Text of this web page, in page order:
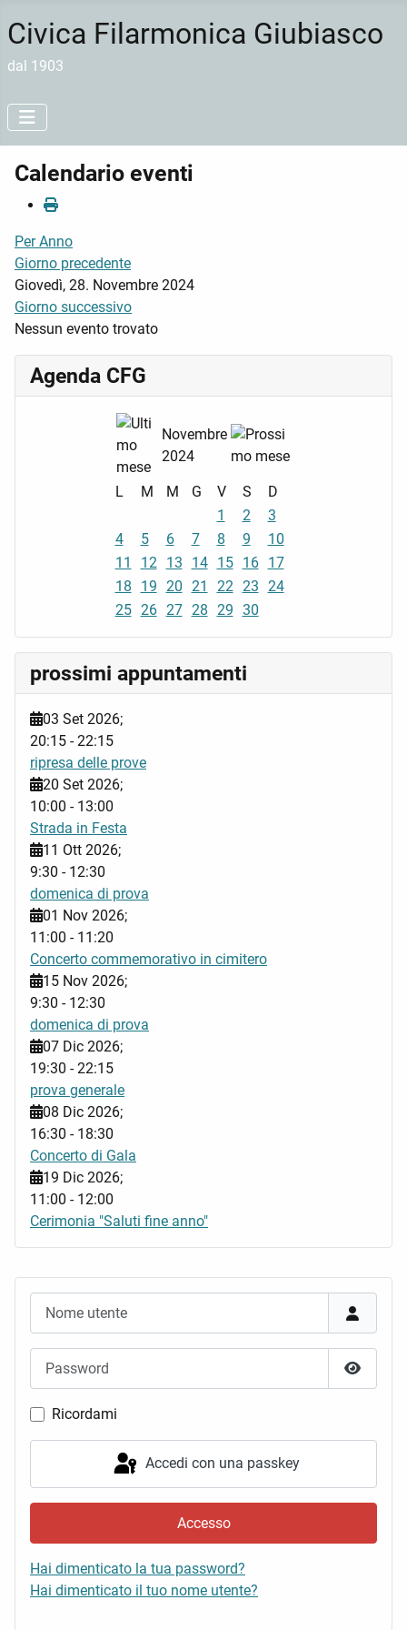
Civica Filarmonica Giubiasco
dal 1903
Mostra
Ricordami
Accedi con una passkey
Accesso
Hai dimenticato la tua password?
Hai dimenticato il tuo nome utente?
Calendario eventi
Per Anno
Giorno precedente
Giovedì, 28. Novembre 2024
Giorno successivo
Nessun evento trovato
Agenda CFG
Novembre
2024
L M M G V S
D
1
2
3
4
5 6 7 8 9
10
11
12 13 14 15 16
17
18
19 20 21 22 23 24
25 26 27 28 29 30
prossimi appuntamenti
03 Set 2026;
20:15 -22:15
ripresa delle prove
20 Set 2026;
10:00 - 13:00
Strada in Festa
11 Ott 2026;
9:30 - 12:30
domenica di prova
01 Nov 2026;
11:00 - 11:20
Concerto commemorativo in cimitero
15 Nov 2026;
9:30 - 12:30
domenica di prova
07 Dic 2026;
19:30 -22:15
prova generale
08 Dic 2026;
16:30 - 18:30
Concerto di Gala
19 Dic 2026;
11:00 - 12:00
Cerimonia "Saluti fine anno"